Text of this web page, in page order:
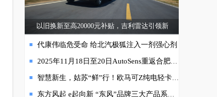
以旧换新至高20000元补贴，吉利雷达引领新
代康伟临危受命 给北汽极狐注入一剂强心剂
2025年11月18日至20日AutoSens重返合肥，InCabin迎来首秀
智慧新生，姑苏“鲜”行！欧马可Z纯电轻卡重新定义长三角冷链物流新标杆
东方风起 e起向新 “东风”品牌三大产品系列品牌“全列阵”首登广州车展